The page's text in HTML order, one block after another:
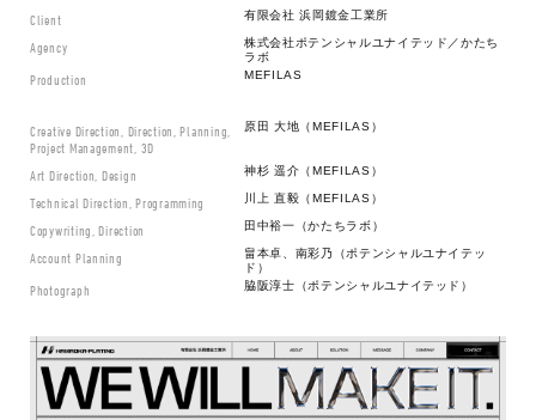
Client 有限会社 浜岡鍍金工業所
Agency
株式会社ポテンシャルユナイテッド／かたち
ラボ
Production MEFILAS
Creative Direction, Direction, Planning,
Project Management, 3D
原田 大地（MEFILAS）
Art Direction, Design 神杉 遥介（MEFILAS）
Technical Direction, Programming 川上 直毅（MEFILAS）
Copywriting, Direction 田中裕一（かたちラボ）
Account Planning
畠本卓、南彩乃（ポテンシャルユナイテッ
ド）
Photograph 脇阪淳士（ポテンシャルユナイテッド）